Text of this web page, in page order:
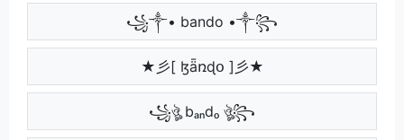
꧁༒• bando •༒꧂
★彡[ ɮǟռɖօ ]彡★
꧁ঔৣ bₐₙdₒ ঔৣ꧂